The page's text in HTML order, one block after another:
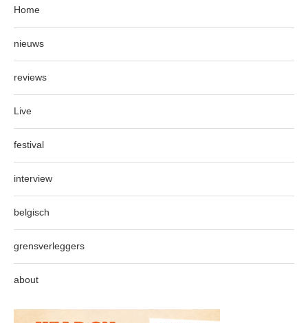
Home
nieuws
reviews
Live
festival
interview
belgisch
grensverleggers
about